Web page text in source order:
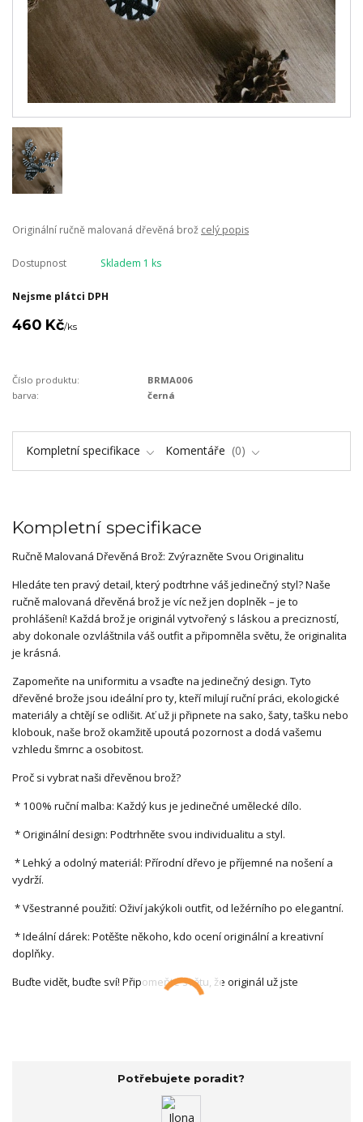
Originální ručně malovaná dřevěná brož celý popis
Dostupnost Skladem 1 ks
Nejsme plátci DPH
460 Kč/ks
Číslo produktu:
BRMA006
barva:
černá
Kompletní specifikace Komentáře 0
Kompletní specifikace
Ručně Malovaná Dřevěná Brož: Zvýrazněte Svou Originalitu
Hledáte ten pravý detail, který podtrhne váš jedinečný styl? Naše
ručně malovaná dřevěná brož je víc než jen doplněk – je to
prohlášení! Každá brož je originál vytvořený s láskou a precizností,
aby dokonale ozvláštnila váš outfit a připomněla světu, že originalita
je krásná.
Zapomeňte na uniformitu a vsaďte na jedinečný design. Tyto
dřevěné brože jsou ideální pro ty, kteří milují ruční práci, ekologické
materiály a chtějí se odlišit. Ať už ji připnete na sako, šaty, tašku nebo
klobouk, naše brož okamžitě upoutá pozornost a dodá vašemu
vzhledu šmrnc a osobitost.
Proč si vybrat naši dřevěnou brož?
* 100% ruční malba: Každý kus je jedinečné umělecké dílo.
* Originální design: Podtrhněte svou individualitu a styl.
* Lehký a odolný materiál: Přírodní dřevo je příjemné na nošení a
vydrží.
* Všestranné použití: Oživí jakýkoli outfit, od ležérního po elegantní.
* Ideální dárek: Potěšte někoho, kdo ocení originální a kreativní
doplňky.
Buďte vidět, buďte sví! Připomeňte světu, že originál už jste
Potřebujete poradit?